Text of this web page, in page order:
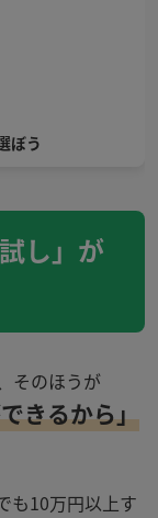
ぼう
し」が
そのほうが
きるから」
も10万円以上す